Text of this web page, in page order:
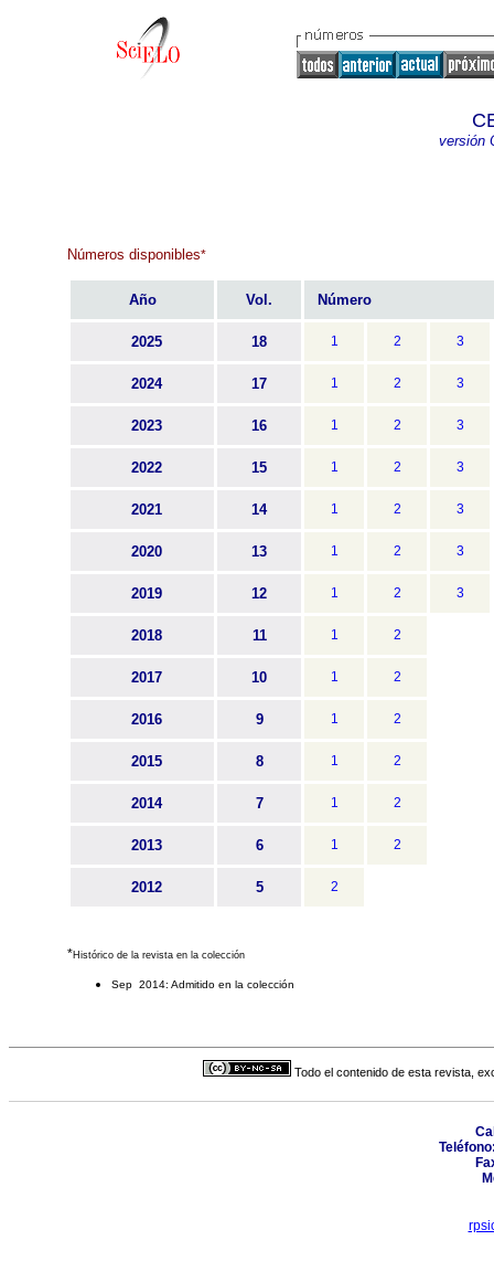
versión
Números disponibles*
Año Vol. Número
2025 18 1 2 3
2024 17 1 2 3
2023 16 1 2 3
2022 15 1 2 3
2021 14 1 2 3
2020 13 1 2 3
2019 12 1 2 3
2018 11 1 2
2017 10 1 2
2016 9 1 2
2015 8 1 2
2014 7 1 2
2013 6 1 2
2012 5 2
*Histórico de la revista en la colección
Sep 2014: Admitido en la colección
Todo el contenido de esta revista,